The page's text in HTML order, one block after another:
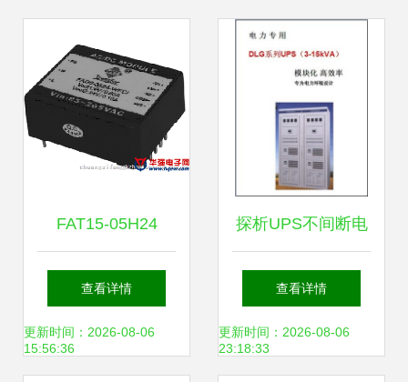
FAT15-05H24
NFCI电源模块产品
资料详解
查看详情
更新时间：2026-08-06
15:56:36
探析UPS不间断电
源价格与厂家选择
以南通天泉太阳能
查看详情
更新时间：2026-08-06
23:18:33